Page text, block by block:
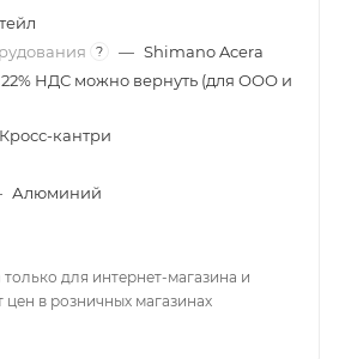
? — Shimano Acera
22% НДС можно вернуть (для ООО и
Кросс-кантри
Алюминий
для интернет-магазина и
цен в розничных магазинах